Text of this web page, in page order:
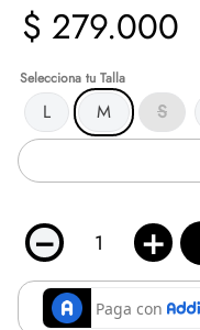
$ 279.000
Talla
L M S
＋
－